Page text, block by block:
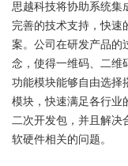
思越科技将协助系统集
完善的技术支持，快速
案。公司在研发产品的
念，使得一维码、二维
功能模块能够自由选择
模块，快速满足各行业
二次开发包，并且解决
软硬件相关的问题。